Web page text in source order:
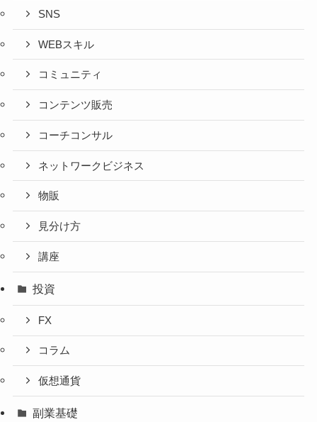
SNS
WEBスキル
コミュニティ
コンテンツ販売
コーチコンサル
ネットワークビジネス
物販
見分け方
講座
投資
FX
コラム
仮想通貨
副業基礎